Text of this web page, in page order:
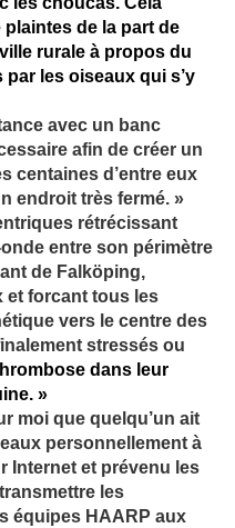
de la part de
rurale à propos du
les oiseaux qui s’y
avec un banc
afin de créer un
centaines d’entre eux
endroit très fermé. »
rétrécissant
entre son périmètre
de Falköping,
et forcant tous les
vers le centre des
stressés ou
dans leur
»
moi que quelqu’un ait
personnellement à
Internet et prévenu les
les
équipes HAARP aux